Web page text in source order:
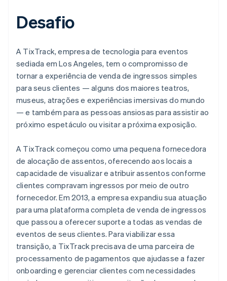
Desafio
A TixTrack, empresa de tecnologia para eventos
sediada em Los Angeles, tem o compromisso de
tornar a experiência de venda de ingressos simples
para seus clientes — alguns dos maiores teatros,
museus, atrações e experiências imersivas do mundo
— e também para as pessoas ansiosas para assistir ao
próximo espetáculo ou visitar a próxima exposição.
A TixTrack começou como uma pequena fornecedora
de alocação de assentos, oferecendo aos locais a
capacidade de visualizar e atribuir assentos conforme
clientes compravam ingressos por meio de outro
fornecedor. Em 2013, a empresa expandiu sua atuação
para uma plataforma completa de venda de ingressos
que passou a oferecer suporte a todas as vendas de
eventos de seus clientes. Para viabilizar essa
transição, a TixTrack precisava de uma parceira de
processamento de pagamentos que ajudasse a fazer
onboarding e gerenciar clientes com necessidades